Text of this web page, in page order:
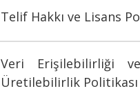
Telif Hakkı ve Lisans
Veri Erişilebilirliği
Üretilebilirlik Politikası